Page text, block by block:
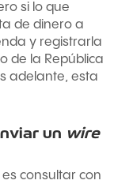
si lo que
de dinero a
y registrarla
de la República
adelante, esta
un wire
consultar con